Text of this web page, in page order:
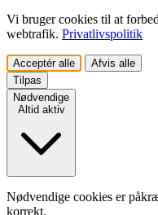
Vi bruger cookies til at
webtrafik. Privatlivspolitik
Acceptér alle
Afvis alle
Tilpas
Nødvendige
Altid aktiv
Nødvendige cookies er
korrekt.